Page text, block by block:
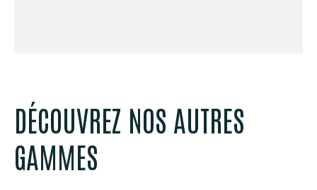
DÉCOUVREZ NOS AUTRES
GAMMES